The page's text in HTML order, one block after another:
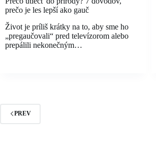
prečo je les lepší ako gauč
Život je príliš krátky na to, aby sme ho
„pregaučovali“ pred televízorom alebo
prepálili nekonečným…
PREV